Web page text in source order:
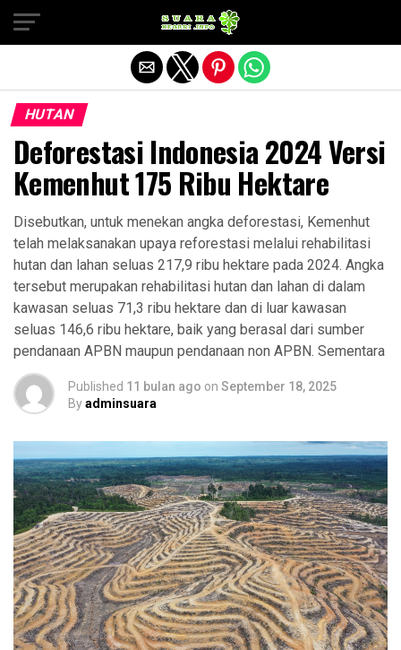
HUTAN
Deforestasi Indonesia 2024 Versi
Kemenhut 175 Ribu Hektare
Disebutkan, untuk menekan angka deforestasi, Kemenhut
telah melaksanakan upaya reforestasi melalui rehabilitasi
hutan dan lahan seluas 217,9 ribu hektare pada 2024. Angka
tersebut merupakan rehabilitasi hutan dan lahan di dalam
kawasan seluas 71,3 ribu hektare dan di luar kawasan
seluas 146,6 ribu hektare, baik yang berasal dari sumber
pendanaan APBN maupun pendanaan non APBN. Sementara
Published 11 bulan ago on September 18, 2025
Byadminsuara
Exit mobile version